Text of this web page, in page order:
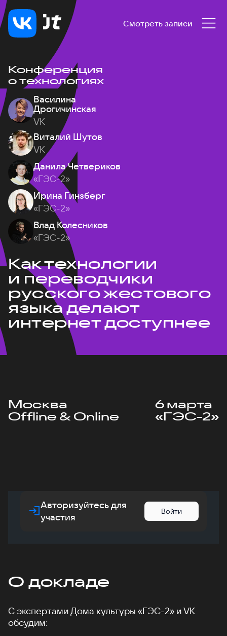
Смотреть записи
Конференция
о технологиях
Василина
Дрогичинская
VK
Виталий Шутов
VK
Данила Четвериков
«ГЭС-2»
Ирина Гинзберг
«ГЭС-2»
Влад Колесников
«ГЭС-2»
Как технологии
и переводчики
русского жестового
языка делают
интернет доступнее
Москва
Offline & Online
6 марта
«ГЭС-2»
Авторизуйтесь для
участия
Войти
О докладе
С экспертами Дома культуры «ГЭС-2» и VK
обсудим: